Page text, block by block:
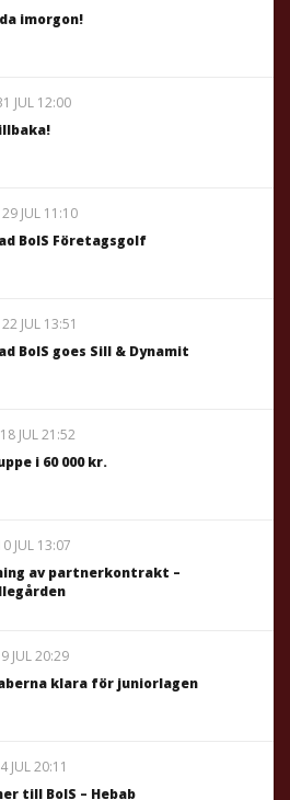
imorgon!
JUL 12:00
JUL 11:10
BoIS Företagsgolf
JUL 13:51
BoIS goes Sill & Dynamit
JUL 21:52
i 60 000 kr.
JUL 13:07
av partnerkontrakt –
JUL 20:29
klara för juniorlagen
JUL 20:11
till BoIS – Hebab